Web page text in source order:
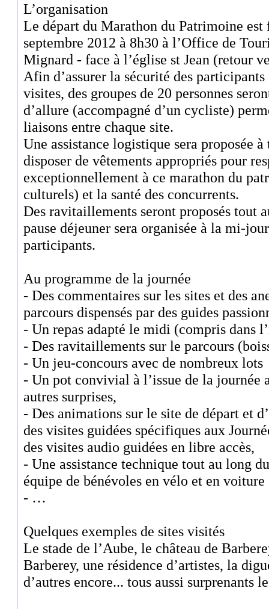
L’organisation
Le départ du Marathon du Patrimoine
septembre 2012 à 8h30 à l’Office de
Mignard - face à l’église st Jean (retour
Afin d’assurer la sécurité des
visites, des groupes de 20 personnes
d’allure (accompagné d’un cycliste)
liaisons entre chaque site.
Une assistance logistique sera proposée
disposer de vêtements appropriés pour
exceptionnellement à ce marathon du
culturels) et la santé des concurrents.
Des ravitaillements seront proposés tout
pause déjeuner sera organisée à la mi-
participants.
Au programme de la journée
- Des commentaires sur les sites et des
parcours dispensés par des guides
- Un repas adapté le midi (compris dans
- Des ravitaillements sur le parcours
- Un jeu-concours avec de nombreux lots
- Un pot convivial à l’issue de la journée
autres surprises,
- Des animations sur le site de départ et
des visites guidées spécifiques aux
des visites audio guidées en libre accès,
- Une assistance technique tout au long
équipe de bénévoles en vélo et en voiture
- …
Quelques exemples de sites visités
Le stade de l’Aube, le château de
Barberey, une résidence d’artistes, la
d’autres encore... tous aussi surprenants